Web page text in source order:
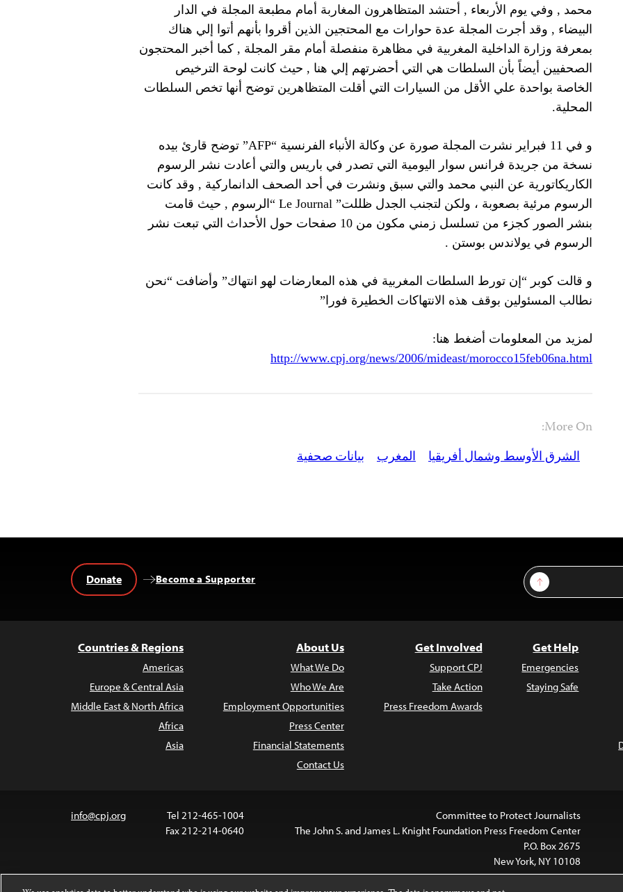
محمد , وفي يوم الأربعاء , أحتشد المتظاهرون المغاربة أمام مطبعة المجلة في الدار
البيضاء , وقد أجرت المجلة عدة حوارات مع المحتجين الذين أقروا بأنهم أتوا إلي هناك
بمعرفة وزارة الداخلية المغربية في مظاهرة منفصلة أمام مقر المجلة , كما أخبر المحتجون
الصحفيين أيضاً بأن السلطات هي التي أحضرتهم إلي هنا , حيث كانت لوحة الترخيص
الخاصة بواحدة علي الأقل من السيارات التي أقلت المتظاهرين توضح أنها تخص السلطات
المحلية.
و في 11 فبراير نشرت المجلة صورة عن وكالة الأنباء الفرنسية “AFP” توضح قارئ بيده
نسخة من جريدة فرانس سوار اليومية التي تصدر في باريس والتي أعادت نشر الرسوم
الكاريكاتورية عن النبي محمد والتي سبق ونشرت في أحد الصحف الدانماركية , وقد كانت
الرسوم مرئية بصعوبة ، ولكن لتجنب الجدل ظللت” Le Journal “الرسوم , حيث قامت
بنشر الصور كجزء من تسلسل زمني مكون من 10 صفحات حول الأحداث التي تبعت نشر
الرسوم في يولاندس بوستن .
و قالت كوبر “إن تورط السلطات المغربية في هذه المعارضات لهو انتهاك” وأضافت “نحن
نطالب المسئولين بوقف هذه الانتهاكات الخطيرة فورا”
لمزيد من المعلومات أضغط هنا:
http://www.cpj.org/news/2006/mideast/morocco15feb06na.html
More On:
الشرق الأوسط وشمال أفريقيا
المغرب بيانات صحفية
Sign Up
Become a Supporter
Donate
Get Help
Emergencies
Staying Safe
Get Involved
Support CPJ
Take Action
Press Freedom Awards
About Us
What We Do
Who We Are
Employment Opportunities
Press Center
Financial Statements
Contact Us
Countries & Regions
Americas
Europe & Central Asia
Middle East & North Africa
Africa
Asia
Committee to Protect Journalists
The John S. and James L. Knight Foundation Press Freedom Center
P.O. Box 2675
New York, NY 10108
Tel 212-465-1004
Fax 212-214-0640
info@cpj.org